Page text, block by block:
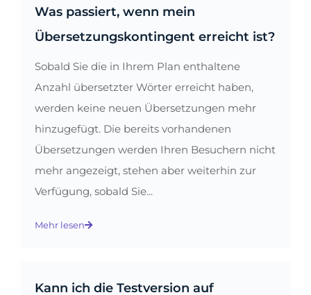
Was passiert, wenn mein
Übersetzungskontingent erreicht ist?
Sobald Sie die in Ihrem Plan enthaltene
Anzahl übersetzter Wörter erreicht haben,
werden keine neuen Übersetzungen mehr
hinzugefügt. Die bereits vorhandenen
Übersetzungen werden Ihren Besuchern nicht
mehr angezeigt, stehen aber weiterhin zur
Verfügung, sobald Sie...
Mehr lesen
Kann ich die Testversion auf